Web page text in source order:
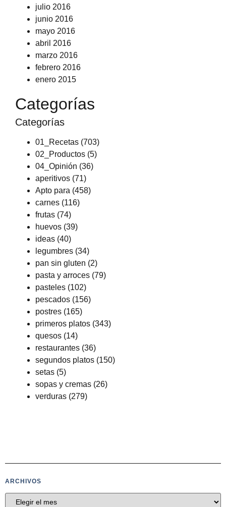
julio 2016
junio 2016
mayo 2016
abril 2016
marzo 2016
febrero 2016
enero 2015
Categorías
Categorías
01_Recetas (703)
02_Productos (5)
04_Opinión (36)
aperitivos (71)
Apto para (458)
carnes (116)
frutas (74)
huevos (39)
ideas (40)
legumbres (34)
pan sin gluten (2)
pasta y arroces (79)
pasteles (102)
pescados (156)
postres (165)
primeros platos (343)
quesos (14)
restaurantes (36)
segundos platos (150)
setas (5)
sopas y cremas (26)
verduras (279)
ARCHIVOS